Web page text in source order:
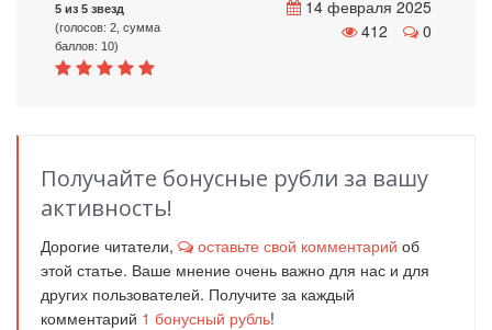
5 из 5 звезд
(голосов: 2, сумма
баллов: 10)
14 февраля 2025
412
0
Получайте бонусные рубли за вашу
активность!
Дорогие читатели, оставьте свой комментарий об
этой статье. Ваше мнение очень важно для нас и для
других пользователей. Получите за каждый
комментарий 1 бонусный рубль!